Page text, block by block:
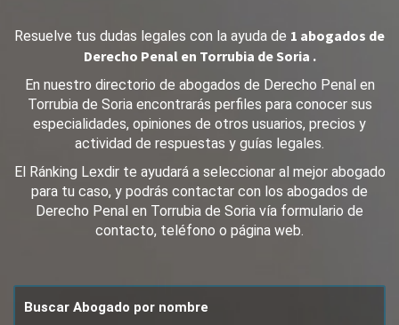
Resuelve tus dudas legales con la ayuda de 1 abogados de
Derecho Penal en Torrubia de Soria .
En nuestro directorio de abogados de Derecho Penal en
Torrubia de Soria encontrarás perfiles para conocer sus
especialidades, opiniones de otros usuarios, precios y
actividad de respuestas y guías legales.
El Ránking Lexdir te ayudará a seleccionar al mejor abogado
para tu caso, y podrás contactar con los abogados de
Derecho Penal en Torrubia de Soria vía formulario de
contacto, teléfono o página web.